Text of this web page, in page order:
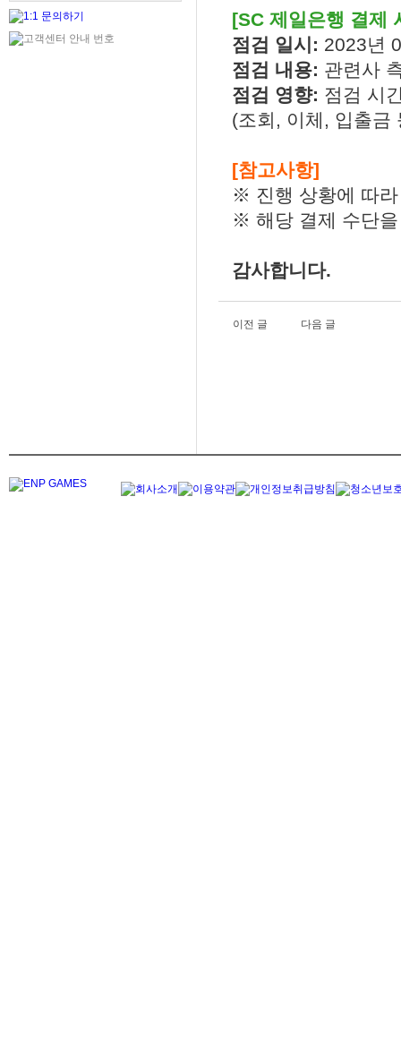
[SC 제일은행 결제
점검 일시: 2023년
점검 내용: 관련사
점검 영향: 점검 시
(조회, 이체, 입출금
[참고사항]
※ 진행 상황에 따
※ 해당 결제 수단
감사합니다.
이전 글 다음 글